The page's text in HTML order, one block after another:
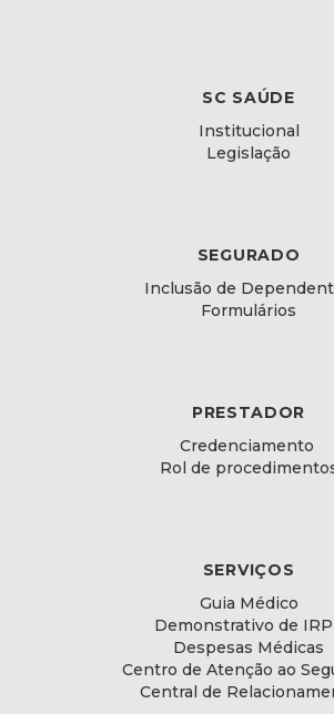
SC SAÚDE
Institucional
Legislação
SEGURADO
Inclusão de
Formulários
PRESTADOR
Credenciamento
Rol de
SERVIÇOS
Guia Médico
Demonstrativo de
Despesas Médicas
Centro de Atenção ao
Central de